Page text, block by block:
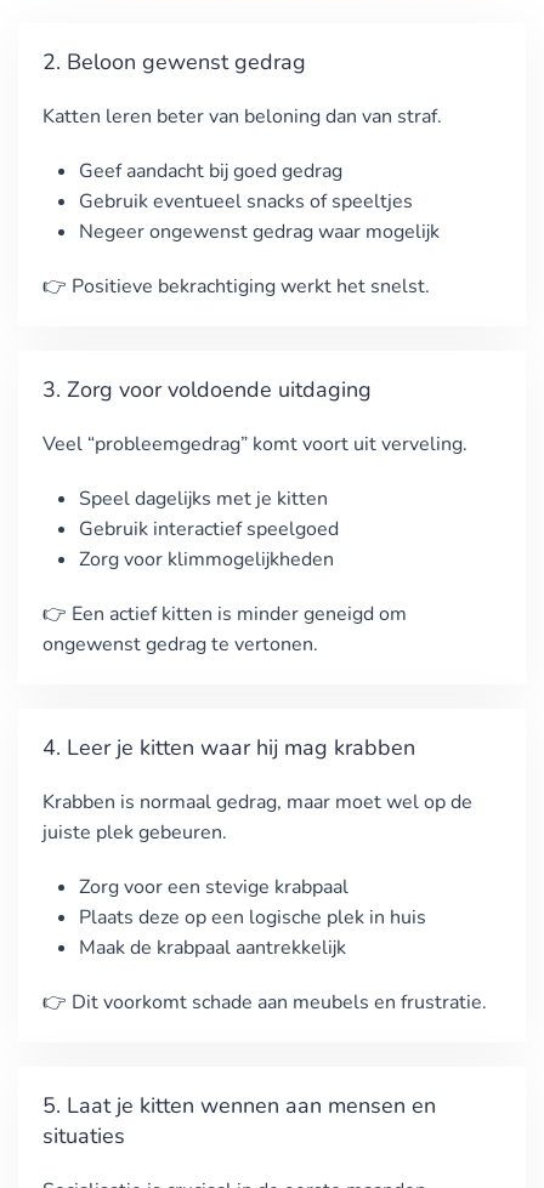
2. Beloon gewenst gedrag
Katten leren beter van beloning dan van straf.
Geef aandacht bij goed gedrag
Gebruik eventueel snacks of speeltjes
Negeer ongewenst gedrag waar mogelijk
👉 Positieve bekrachtiging werkt het snelst.
3. Zorg voor voldoende uitdaging
Veel “probleemgedrag” komt voort uit verveling.
Speel dagelijks met je kitten
Gebruik interactief speelgoed
Zorg voor klimmogelijkheden
👉 Een actief kitten is minder geneigd om
ongewenst gedrag te vertonen.
4. Leer je kitten waar hij mag krabben
Krabben is normaal gedrag, maar moet wel op de
juiste plek gebeuren.
Zorg voor een stevige krabpaal
Plaats deze op een logische plek in huis
Maak de krabpaal aantrekkelijk
👉 Dit voorkomt schade aan meubels en frustratie.
5. Laat je kitten wennen aan mensen en
situaties